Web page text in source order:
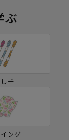
ぶ
子
ング